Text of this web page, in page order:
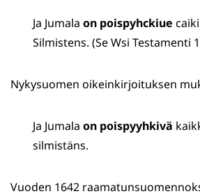
Ja Jumala on poispyhckiue
Silmistens. (Se Wsi Testamenti
Nykysuomen oikeinkirjoituksen
Ja Jumala on poispyyhkivä
silmistäns.
Vuoden 1642